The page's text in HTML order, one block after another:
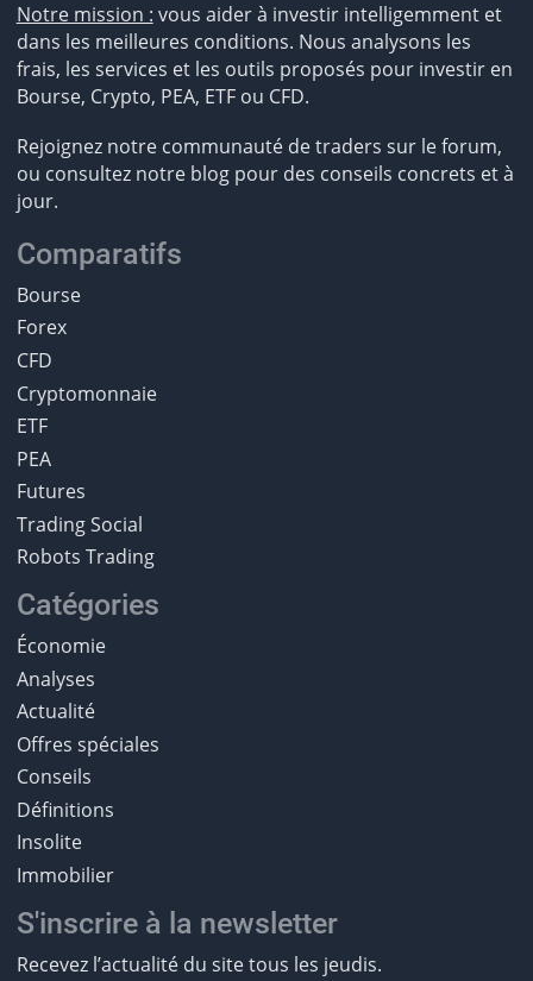
Notre mission : vous aider à investir intelligemment et
dans les meilleures conditions. Nous analysons les
frais, les services et les outils proposés pour investir en
Bourse, Crypto, PEA, ETF ou CFD.
Rejoignez notre communauté de traders sur le forum,
ou consultez notre blog pour des conseils concrets et à
jour.
Comparatifs
Bourse
Forex
CFD
Cryptomonnaie
ETF
PEA
Futures
Trading Social
Robots Trading
Catégories
Économie
Analyses
Actualité
Offres spéciales
Conseils
Définitions
Insolite
Immobilier
S'inscrire à la newsletter
Recevez l’actualité du site tous les jeudis.